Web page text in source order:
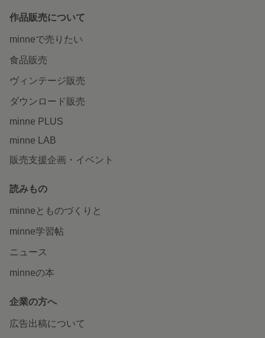
作品販売について
minneで売りたい
食品販売
ヴィンテージ販売
ダウンロード販売
minne PLUS
minne LAB
販売支援企画・イベント
読みもの
minneとものづくりと
minne学習帖
ニュース
minneの本
企業の方へ
広告出稿について